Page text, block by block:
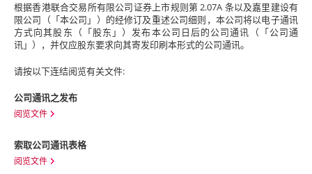
根据香港联合交易所有限公司证券上市规则第 2.07A 条以及嘉里建设有
限公司（「本公司」）的经修订及重述公司细则，本公司将以电子通讯
方式向其股东（「股东」）发布本公司日后的公司通讯（「公司通
讯」），并仅应股东要求向其寄发印刷本形式的公司通讯。
请按以下连结阅览有关文件:
公司通讯之发布
阅览文件
索取公司通讯表格
阅览文件